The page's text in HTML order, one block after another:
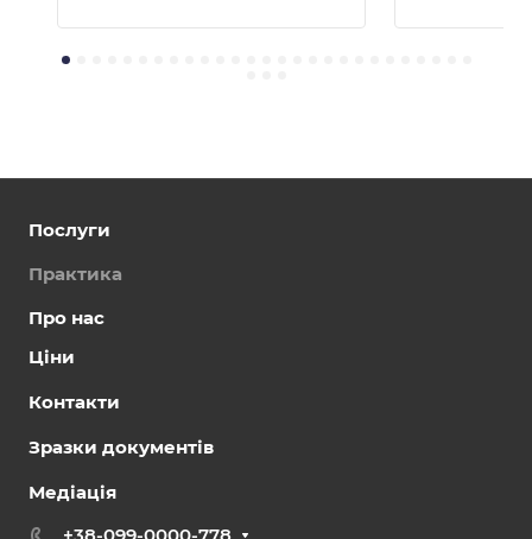
Послуги
Практика
Про нас
Ціни
Контакти
Зразки документів
Медіація